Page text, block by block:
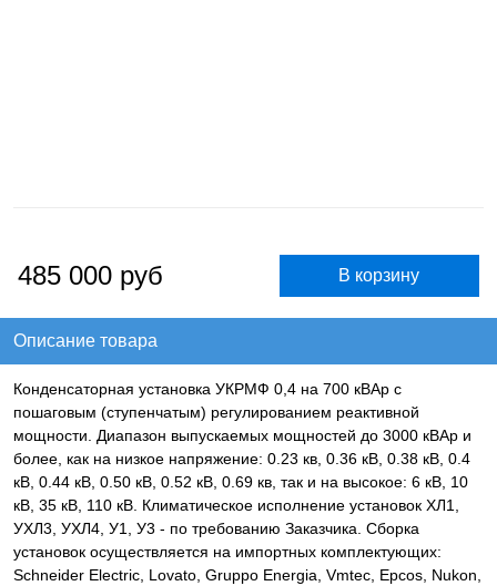
485 000 руб
Описание товара
Конденсаторная установка УКРМФ 0,4 на 700 кВАр с
пошаговым (ступенчатым) регулированием реактивной
мощности. Диапазон выпускаемых мощностей до 3000 кВАр и
более, как на низкое напряжение: 0.23 кв, 0.36 кВ, 0.38 кВ, 0.4
кВ, 0.44 кВ, 0.50 кВ, 0.52 кВ, 0.69 кв, так и на высокое: 6 кВ, 10
кВ, 35 кВ, 110 кВ. Климатическое исполнение установок ХЛ1,
УХЛ3, УХЛ4, У1, У3 - по требованию Заказчика. Сборка
установок осуществляется на импортных комплектующих:
Schneider Electric, Lovato, Gruppo Energia, Vmtec, Epcos, Nukon,